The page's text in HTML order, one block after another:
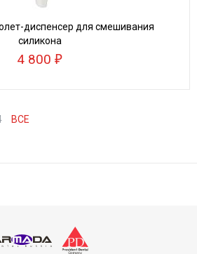
диспенсер для смешивания
силикона
4 800
ВСЕ